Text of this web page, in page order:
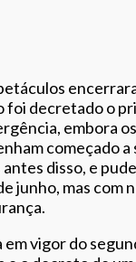
foi decretado o
embora os
começado a
disso, e
junho, mas com
em vigor do